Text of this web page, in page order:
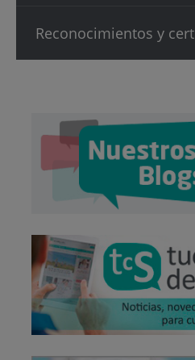
Reconocimientos y